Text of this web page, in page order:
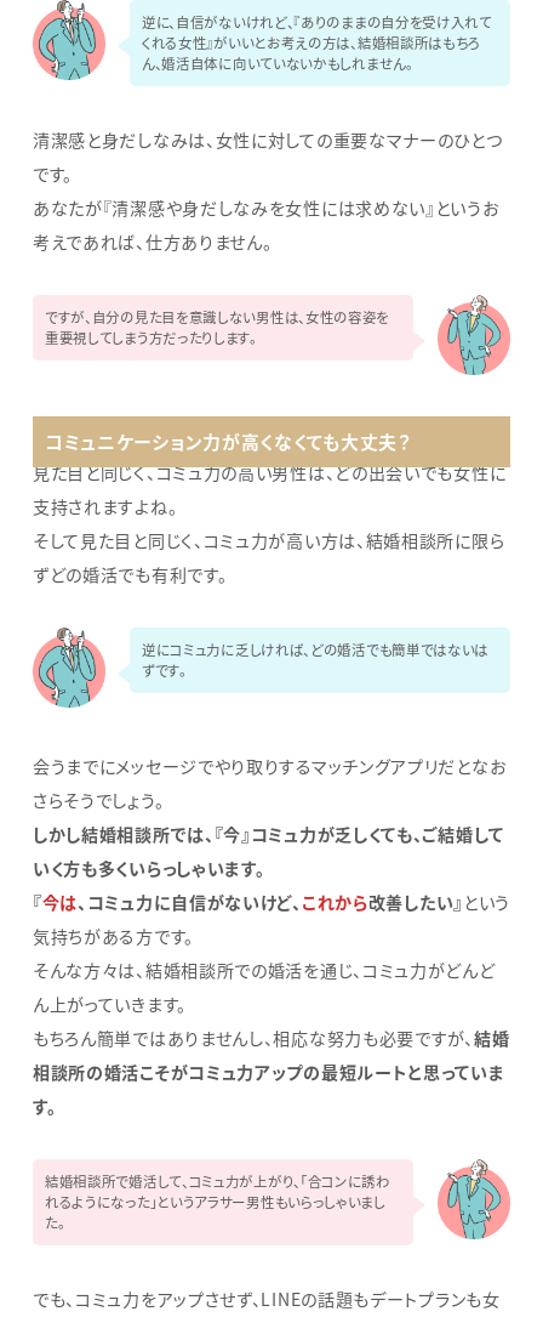
逆に、自信がないけれど、『ありのままの自分を受け入れて
くれる女性』がいいとお考えの方は、結婚相談所はもちろ
ん、婚活自体に向いていないかもしれません。
清潔感と身だしなみは、女性に対しての重要なマナーのひとつ
です。
あなたが『清潔感や身だしなみを女性には求めない』というお
考えであれば、仕方ありません。
ですが、自分の見た目を意識しない男性は、女性の容姿を
重要視してしまう方だったりします。
コミュニケーション力が高くなくても大丈夫？
見た目と同じく、コミュ力の高い男性は、どの出会いでも女性に
支持されますよね。
そして見た目と同じく、コミュ力が高い方は、結婚相談所に限ら
ずどの婚活でも有利です。
逆にコミュ力に乏しければ、どの婚活でも簡単ではないは
ずです。
会うまでにメッセージでやり取りするマッチングアプリだとなお
さらそうでしょう。
しかし結婚相談所では、『今』コミュ力が乏しくても、ご結婚して
いく方も多くいらっしゃいます。
『今は、コミュ力に自信がないけど、 これから改善したい』 という
気持ちがある方です。
そんな方々は、結婚相談所での婚活を通じ、コミュ力がどんど
ん上がっていきます。
もちろん簡単ではありませんし、相応な努力も必要ですが、結婚
相談所の婚活こそがコミュ力アップの最短ルートと思っていま
す。
結婚相談所で婚活して、コミュ力が上がり、「合コンに誘わ
れるようになった」というアラサー男性もいらっしゃいまし
た。
でも、コミュ力をアップさせず、LINEの話題もデートプランも女